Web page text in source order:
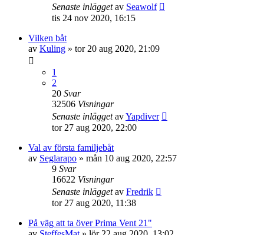
Senaste inläggetav Seawolf
tis 24 nov 2020, 16:15
Vilken båt
av Kuling » tor 20 aug 2020, 21:09
1
2
20 Svar
32506 Visningar
Senaste inläggetavYapdiver
tor 27 aug 2020, 22:00
Val av första familjebåt
av Seglarapo » mån 10 aug 2020, 22:57
9 Svar
16622 Visningar
Senaste inläggetav Fredrik
tor 27 aug 2020, 11:38
På väg att ta över Prima Vent 21"